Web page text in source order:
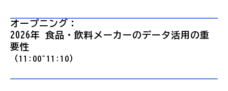
オープニング：
2026年 食品・飲料メーカーのデータ活用の重
要性
（11:00~11:10）